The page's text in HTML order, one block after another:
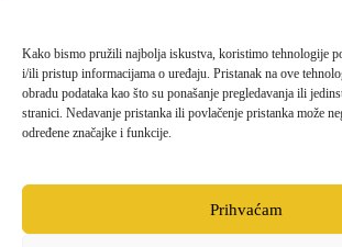
Kako bismo pružili najbolja iskustva, koristimo tehnologije
i/ili pristup informacijama o uređaju. Pristanak na ove
obradu podataka kao što su ponašanje pregledavanja ili
stranici. Nedavanje pristanka ili povlačenje pristanka može
određene značajke i funkcije.
Prihvaćam
Glazbena priča Knezova Krčkih Frankopana
već 12. kolovoza, i to pretposljednjom, 7.
Rimsko Carstvo nestaje – barok nastaje,
Wiener Neustadtu, u sklopu koje će u atriju